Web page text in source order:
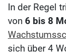
In der Regel
von 6 bis 8
sich über 4